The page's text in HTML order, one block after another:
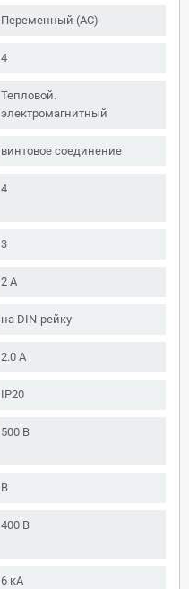
Переменный (AC)
4
Тепловой.
электромагнитный
винтовое соединение
4
3
2 А
на DIN-рейку
2.0 А
IP20
500 В
B
400 В
6 кА